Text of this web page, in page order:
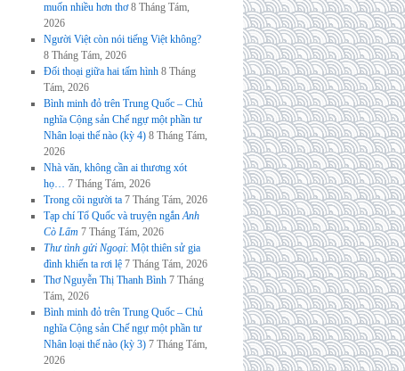
muốn nhiều hơn thơ 8 Tháng Tám,
2026
Người Việt còn nói tiếng Việt không?
8 Tháng Tám, 2026
Đối thoại giữa hai tấm hình 8 Tháng
Tám, 2026
Bình minh đỏ trên Trung Quốc – Chủ
nghĩa Cộng sản Chế ngự một phần tư
Nhân loại thế nào (kỳ 4) 8 Tháng Tám,
2026
Nhà văn, không cần ai thương xót
họ… 7 Tháng Tám, 2026
Trong cõi người ta 7 Tháng Tám, 2026
Tạp chí Tổ Quốc và truyện ngắnAnh
Cò Lấm 7 Tháng Tám, 2026
Thư tình gửi Ngoại: Một thiên sử gia
đình khiến ta rơi lệ 7 Tháng Tám, 2026
Thơ Nguyễn Thị Thanh Bình 7 Tháng
Tám, 2026
Bình minh đỏ trên Trung Quốc – Chủ
nghĩa Cộng sản Chế ngự một phần tư
Nhân loại thế nào (kỳ 3) 7 Tháng Tám,
2026